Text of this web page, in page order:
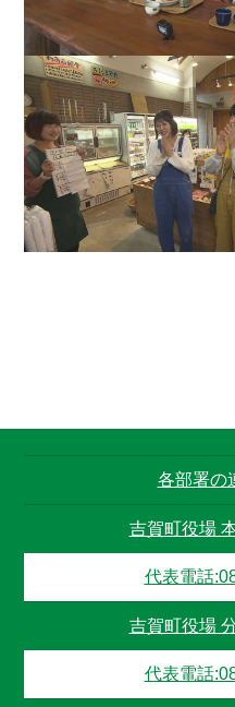
各部署の
吉賀町役場
代表電話
吉賀町役場
代表電話